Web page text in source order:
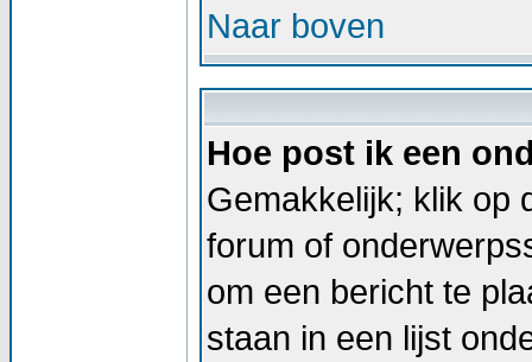
Naar boven
Hoe post ik een
Gemakkelijk; klik op
forum of
om een bericht te
staan in een lijst